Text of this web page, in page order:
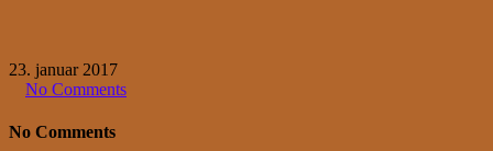
23. januar 2017
No Comments
No Comments